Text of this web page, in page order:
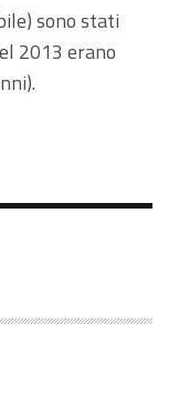
sono stati
2013 erano